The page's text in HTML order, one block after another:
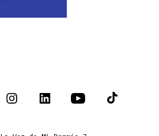
Abrir
Abrir
Abrir
Abrir